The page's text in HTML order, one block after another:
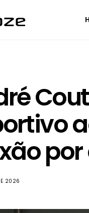
por
2026